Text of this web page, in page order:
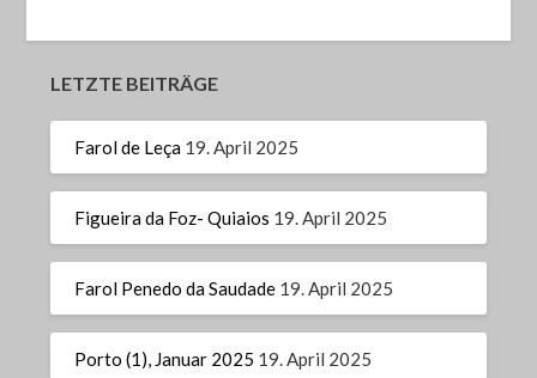
LETZTE BEITRÄGE
Farol de Leça 19. April 2025
Figueira da Foz- Quiaios 19. April 2025
Farol Penedo da Saudade 19. April 2025
Porto (1), Januar 2025 19. April 2025